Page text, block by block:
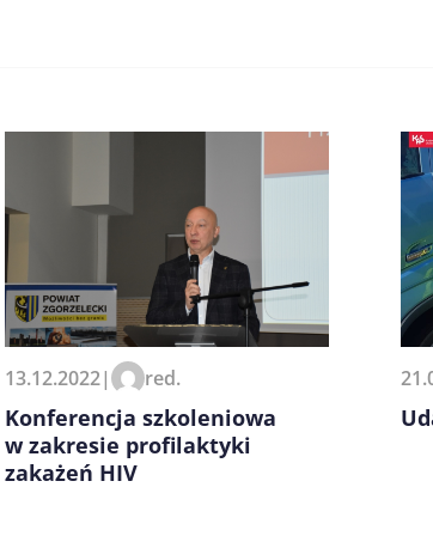
13.12.2022| red.
Konferencja szkoleniowa
w zakresie profilaktyki
zakażeń HIV